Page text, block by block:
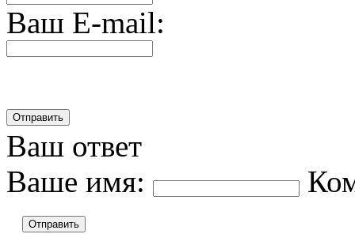
Ваш E-mail:
Ваш ответ
Ваше имя:
Отправить